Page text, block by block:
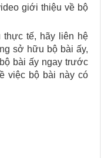
giới thiệu về bộ
thực tế, hãy liên hệ
sở hữu bộ bài ấy,
bài ấy ngay trước
việc bộ bài này có